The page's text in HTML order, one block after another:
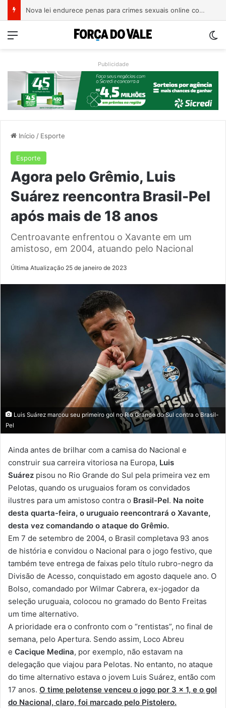
Nova lei endurece penas para crimes sexuais online contra crianças e adolescentes
Menu
Publicidade
Início / Esporte
Esporte
Agora pelo Grêmio, Luis
Suárez reencontra Brasil-Pel
após mais de 18 anos
Centroavante enfrentou o Xavante em um
amistoso, em 2004, atuando pelo Nacional
Última Atualização 25 de janeiro de 2023
Luis Suárez marcou seu primeiro gol no Rio Grande do Sul contra o Brasil-
Pel
Ainda antes de brilhar com a camisa do Nacional e
construir sua carreira vitoriosa na Europa, Luis
Suárez pisou no Rio Grande do Sul pela primeira vez em
Pelotas, quando os uruguaios foram os convidados
ilustres para um amistoso contra o Brasil-Pel. Na noite
desta quarta-feira, o uruguaio reencontrará o Xavante,
desta vez comandando o ataque do Grêmio.
Em 7 de setembro de 2004, o Brasil completava 93 anos
de história e convidou o Nacional para o jogo festivo, que
também teve entrega de faixas pelo título rubro-negro da
Divisão de Acesso, conquistado em agosto daquele ano. O
Bolso, comandado por Wilmar Cabrera, ex-jogador da
seleção uruguaia, colocou no gramado do Bento Freitas
um time alternativo.
A prioridade era o confronto com o “rentistas”, no final de
semana, pelo Apertura. Sendo assim, Loco Abreu
e Cacique Medina, por exemplo, não estavam na
delegação que viajou para Pelotas. No entanto, no ataque
do time alternativo estava o jovem Luis Suárez, então com
17 anos. O time pelotense venceu o jogo por 3 x 1, e o gol
do Nacional, claro, foi marcado pelo Pistolero.